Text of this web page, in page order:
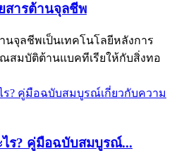
สารต้านจุลชีพ
นจุลชีพเป็นเทคโนโลยีหลังการ
สมบัติต้านแบคทีเรียให้กับสิ่งทอ
ร? คู่มือฉบับสมบูรณ์...